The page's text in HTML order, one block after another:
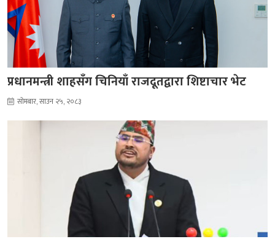
प्रधानमन्त्री शाहसँग चिनियाँ राजदूतद्वारा शिष्टाचार भेट
सोमबार, साउन २५, २०८३